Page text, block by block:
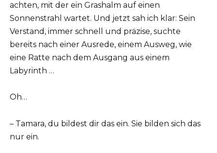
achten, mit der ein Grashalm auf einen
Sonnenstrahl wartet. Und jetzt sah ich klar: Sein
Verstand, immer schnell und präzise, ​​suchte
bereits nach einer Ausrede, einem Ausweg, wie
eine Ratte nach dem Ausgang aus einem
Labyrinth …
Oh…
– Tamara, du bildest dir das ein. Sie bilden sich das
nur ein.